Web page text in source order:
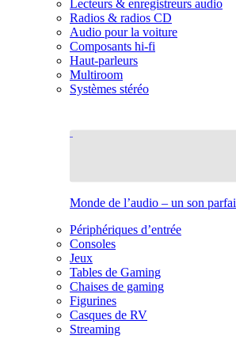
Lecteurs & enregistreurs audio
Radios & radios CD
Audio pour la voiture
Composants hi-fi
Haut-parleurs
Multiroom
Systèmes stéréo
Monde de l’audio – un son
Périphériques d’entrée
Consoles
Jeux
Tables de Gaming
Chaises de gaming
Figurines
Casques de RV
Streaming